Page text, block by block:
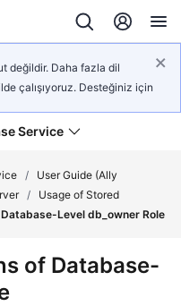
değildir. Daha fazla dil
çalışıyoruz. Desteğiniz için
Service
/
User Guide (Ally
/
Usage of Stored
Level db_owner Role
of Database-